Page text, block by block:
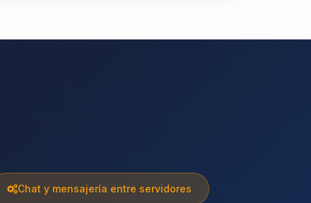
Chat y mensajería entre servidores